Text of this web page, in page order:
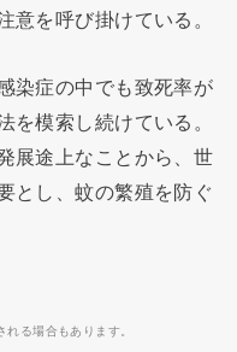
意を呼び掛けている。
染症の中でも致死率が
を模索し続けている。
展途上なことから、世
とし、蚊の繁殖を防ぐ
る場合もあります。